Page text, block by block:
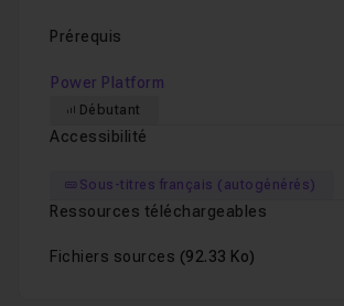
Prérequis
Power Platform
Débutant
Accessibilité
Sous-titres français (autogénérés)
Ressources téléchargeables
Fichiers sources (92.33 Ko)